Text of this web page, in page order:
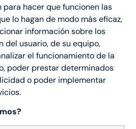
para hacer que funcionen las
lo hagan de modo más eficaz,
información sobre los
del usuario, de su equipo,
el funcionamiento de la
poder prestar determinados
o poder implementar